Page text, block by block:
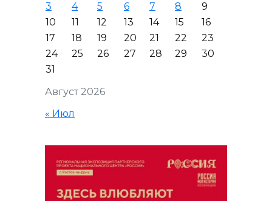
Август 2026
3
4 5 6 7 8
9
10
11 12 13 14 15
16
17
18 19 20 21 22
23
24
25 26 27 28 29
30
31
« Июл